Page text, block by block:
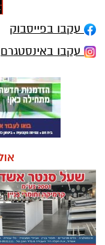
עקבו בפייסבוק
עקבו באינסטגרם